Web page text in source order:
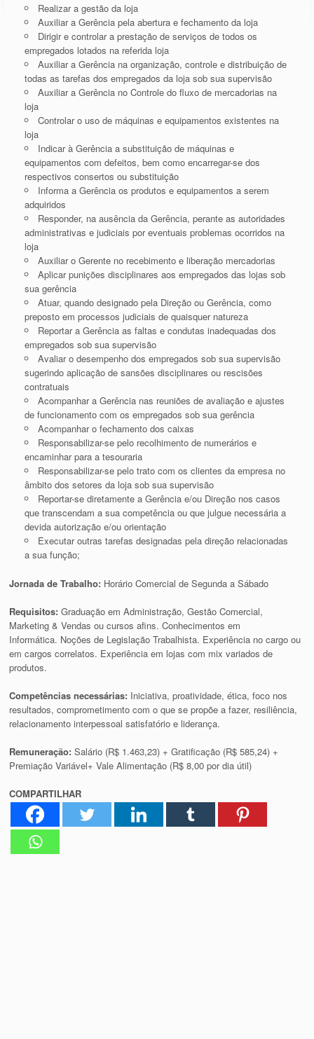
Realizar a gestão da loja
Auxiliar a Gerência pela abertura e fechamento da loja
Dirigir e controlar a prestação de serviços de todos os
empregados lotados na referida loja
Auxiliar a Gerência na organização, controle e distribuição de
todas as tarefas dos empregados da loja sob sua supervisão
Auxiliar a Gerência no Controle do fluxo de mercadorias na
loja
Controlar o uso de máquinas e equipamentos existentes na
loja
Indicar à Gerência a substituição de máquinas e
equipamentos com defeitos, bem como encarregar-se dos
respectivos consertos ou substituição
Informa a Gerência os produtos e equipamentos a serem
adquiridos
Responder, na ausência da Gerência, perante as autoridades
administrativas e judiciais por eventuais problemas ocorridos na
loja
Auxiliar o Gerente no recebimento e liberação mercadorias
Aplicar punições disciplinares aos empregados das lojas sob
sua gerência
Atuar, quando designado pela Direção ou Gerência, como
preposto em processos judiciais de quaisquer natureza
Reportar a Gerência as faltas e condutas inadequadas dos
empregados sob sua supervisão
Avaliar o desempenho dos empregados sob sua supervisão
sugerindo aplicação de sansões disciplinares ou rescisões
contratuais
Acompanhar a Gerência nas reuniões de avaliação e ajustes
de funcionamento com os empregados sob sua gerência
Acompanhar o fechamento dos caixas
Responsabilizar-se pelo recolhimento de numerários e
encaminhar para a tesouraria
Responsabilizar-se pelo trato com os clientes da empresa no
âmbito dos setores da loja sob sua supervisão
Reportar-se diretamente a Gerência e/ou Direção nos casos
que transcendam a sua competência ou que julgue necessária a
devida autorização e/ou orientação
Executar outras tarefas designadas pela direção relacionadas
a sua função;
Jornada de Trabalho: Horário Comercial de Segunda a Sábado
Requisitos: Graduação em Administração, Gestão Comercial,
Marketing & Vendas ou cursos afins. Conhecimentos em
Informática. Noções de Legislação Trabalhista. Experiência no cargo ou
em cargos correlatos. Experiência em lojas com mix variados de
produtos.
Competências necessárias: Iniciativa, proatividade, ética, foco nos
resultados, comprometimento com o que se propõe a fazer, resiliência,
relacionamento interpessoal satisfatório e liderança.
Remuneração:Salário (R$ 1.463,23) + Gratificação (R$ 585,24) +
Premiação Variável+ Vale Alimentação (R$ 8,00 por dia útil)
COMPARTILHAR